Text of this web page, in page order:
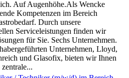
Auf Augenhöhe.Als Wencke
Kompetenzen im Bereich
Durch unsere
Serviceleistungen finden wir
für Sie. Sechs Unternehmen.
Unternehmen, Lloyd,
und Glasofix, bieten wir Ihnen